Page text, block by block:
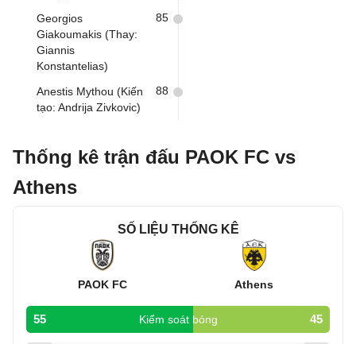
Georgios
Giakoumakis (Thay:
Giannis
Konstantelias)
85
Anestis Mythou (Kiến
tạo: Andrija Zivkovic)
88
Thống kê trận đấu PAOK FC vs
Athens
SỐ LIỆU THỐNG KÊ
PAOK FC Athens
55 Kiểm soát bóng 45